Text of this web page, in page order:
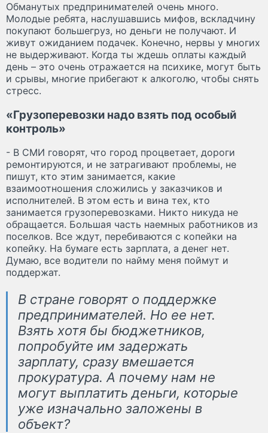
Обманутых предпринимателей очень много.
Молодые ребята, наслушавшись мифов, вскладчину
покупают большегруз, но деньги не получают. И
живут ожиданием подачек. Конечно, нервы у многих
не выдерживают. Когда ты ждешь оплаты каждый
день – это очень отражается на психике, могут быть
и срывы, многие прибегают к алкоголю, чтобы снять
стресс.
«Грузоперевозки надо взять под особый
контроль»
- В СМИ говорят, что город процветает, дороги
ремонтируются, и не затрагивают проблемы, не
пишут, кто этим занимается, какие
взаимоотношения сложились у заказчиков и
исполнителей. В этом есть и вина тех, кто
занимается грузоперевозками. Никто никуда не
обращается. Большая часть наемных работников из
поселков. Все ждут, перебиваются с копейки на
копейку. На бумаге есть зарплата, а денег нет.
Думаю, все водители по найму меня поймут и
поддержат.
В стране говорят о поддержке
предпринимателей. Но ее нет.
Взять хотя бы бюджетников,
попробуйте им задержать
зарплату, сразу вмешается
прокуратура. А почему нам не
могут выплатить деньги, которые
уже изначально заложены в
объект?